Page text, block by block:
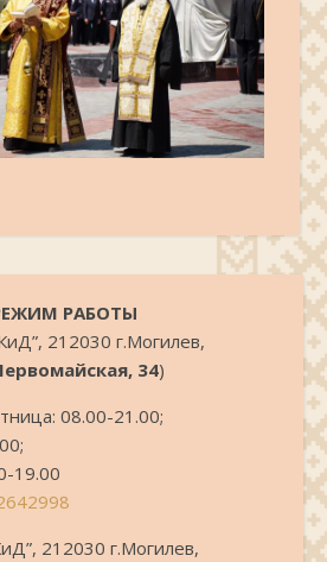
РАБОТЫ
212030 г.Могилев,
34)
08.00-21.00;
19.00
212030 г.Могилев,